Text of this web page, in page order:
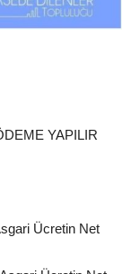
YAPILIR
Ücretin Net